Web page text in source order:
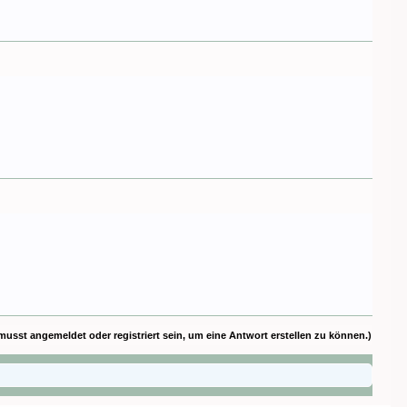
angemeldet oder registriert sein, um eine Antwort erstellen zu können.)